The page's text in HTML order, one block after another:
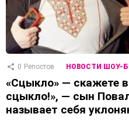
0 Репостов НОВОСТИ ШОУ-
«Сцыкло» — скажете
сцыкло!», — сын
называет себя